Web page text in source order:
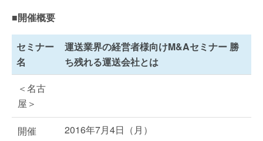
■開催概要
セミナー
名
運送業界の経営者様向けM&Aセミナー 勝
ち残れる運送会社とは
＜名古
屋＞
開催
2016年7月4日（月）